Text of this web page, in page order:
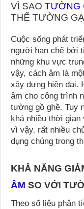
VÌ SAOTƯỜNG
THẾ TƯỜNG
Cuộc sống phát
người hạn chế bởi
những khu vực
vậy, cách âm là
xây dựng hiện đại.
âm cho công trình
tường gồ ghề. Tuy
khá nhiều thời
vì vậy, rất nhiều
dụng chúng trong
KHẢ NĂNG
ÂM SO VỚI
Theo số liệu phân